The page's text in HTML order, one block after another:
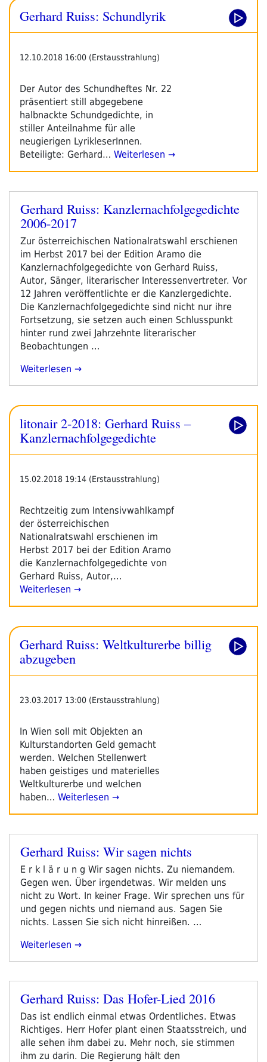
Gedicht
Ruiss
Nächsten
Nah“
Gerhard Ruiss: Schundlyrik
12.10.2018 16:00 (Erstausstrahlung)
Der Autor des Schundheftes Nr. 22
präsentiert still abgegebene
halbnackte Schundgedichte, in
stiller Anteilnahme für alle
neugierigen LyrikleserInnen.
Beteiligte: Gerhard… Weiterlesen →
Veröffentlicht
am
Gerhard Ruiss: Kanzlernachfolgegedichte
2006-2017
Zur österreichischen Nationalratswahl erschienen
im Herbst 2017 bei der Edition Aramo die
Kanzlernachfolgegedichte von Gerhard Ruiss,
Autor, Sänger, literarischer Interessenvertreter. Vor
12 Jahren veröffentlichte er die Kanzlergedichte.
Die Kanzlernachfolgegedichte sind nicht nur ihre
Fortsetzung, sie setzen auch einen Schlusspunkt
hinter rund zwei Jahrzehnte literarischer
Beobachtungen …
„Gerhard
2006-
2017“
Weiterlesen
litonair 2-2018: Gerhard Ruiss –
Kanzlernachfolgegedichte
15.02.2018 19:14 (Erstausstrahlung)
Rechtzeitig zum Intensivwahlkampf
der österreichischen
Nationalratswahl erschienen im
Herbst 2017 bei der Edition Aramo
die Kanzlernachfolgegedichte von
Gerhard Ruiss, Autor,…
Weiterlesen →
Gerhard Ruiss: Weltkulturerbe billig
abzugeben
23.03.2017 13:00 (Erstausstrahlung)
In Wien soll mit Objekten an
Kulturstandorten Geld gemacht
werden. Welchen Stellenwert
haben geistiges und materielles
Weltkulturerbe und welchen
haben… Weiterlesen →
Veröffentlicht
Gerhard Ruiss: Wir sagen nichts
E r k l ä r u n g Wir sagen nichts. Zu niemandem.
Gegen wen. Über irgendetwas. Wir melden uns
nicht zu Wort. In keiner Frage. Wir sprechen uns für
und gegen nichts und niemand aus. Sagen Sie
nichts. Lassen Sie sich nicht hinreißen. …
„Gerhard
Sagen
Nichts“
Weiterlesen
Veröffentlicht
Gerhard Ruiss: Das Hofer-Lied 2016
Das ist endlich einmal etwas Ordentliches. Etwas
Richtiges. Herr Hofer plant einen Staatsstreich, und
alle sehen ihm dabei zu. Mehr noch, sie stimmen
ihm zu darin. Die Regierung hält den